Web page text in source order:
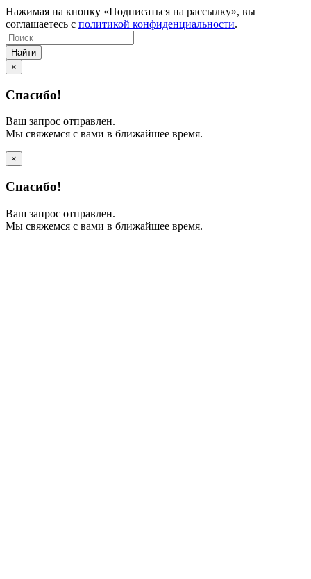
Нажимая на кнопку «Подписаться на рассылку», вы
соглашаетесь с политикой конфиденциальности.
Найти
×
Спасибо!
Ваш запрос отправлен.
Мы свяжемся с вами в ближайшее время.
×
Спасибо!
Ваш запрос отправлен.
Мы свяжемся с вами в ближайшее время.